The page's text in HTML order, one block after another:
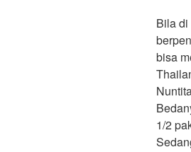
Bila
bisa
1/2